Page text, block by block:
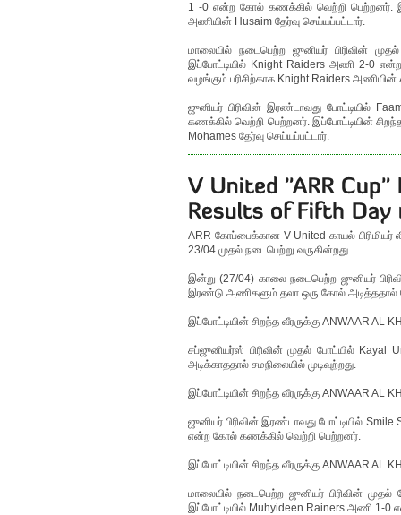
1 -0 என்ற கோல் கணக்கில் வெற்றி பெற்றனர்.
அணியின் Husaim தேர்வு செய்யப்பட்டார்.
மாலையில் நடைபெற்ற ஜுனியர் பிரிவின்
இப்போட்டியில் Knight Raiders அணி 2-0
வழங்கும் பரிசிற்காக Knight Raiders அணியின்
ஜுனியர் பிரிவின் இரண்டாவது போட்டியில்
கணக்கில் வெற்றி பெற்றனர். இப்போட்டியின்
Mohames தேர்வு செய்யப்பட்டார்.
ARR கோப்பைக்கான V-United காயல் பிரிமியர்
23/04 முதல் நடைபெற்று வருகின்றது.
இன்று (27/04) காலை நடைபெற்ற ஜுனியர்
இரண்டு அணிகளும் தலா ஒரு கோல் அடித்ததால்
இப்போட்டியின் சிறந்த வீரருக்கு ANWAAR AL
சப்ஜுனியர்ஸ் பிரிவின் முதல் போட்யில்
அடிக்காததால் சமநிலையில் முடிவுற்றது.
இப்போட்டியின் சிறந்த வீரருக்கு ANWAAR AL
ஜுனியர் பிரிவின் இரண்டாவது போட்டியில்
என்ற கோல் கணக்கில் வெற்றி பெற்றனர்.
இப்போட்டியின் சிறந்த வீரருக்கு ANWAAR AL
மாலையில் நடைபெற்ற ஜுனியர் பிரிவின்
இப்போட்டியில் Muhyideen Rainers அணி 1-